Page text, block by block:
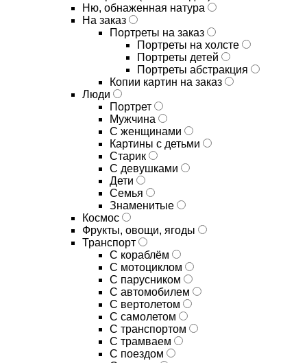
Ню, обнаженная натура
На заказ
Портреты на заказ
Портреты на холсте
Портреты детей
Портреты абстракция
Копии картин на заказ
Люди
Портрет
Мужчина
С женщинами
Картины с детьми
Старик
С девушками
Дети
Семья
Знаменитые
Космос
Фрукты, овощи, ягоды
Транспорт
С кораблём
С мотоциклом
С парусником
С автомобилем
С вертолетом
С самолетом
С транспортом
С трамваем
С поездом